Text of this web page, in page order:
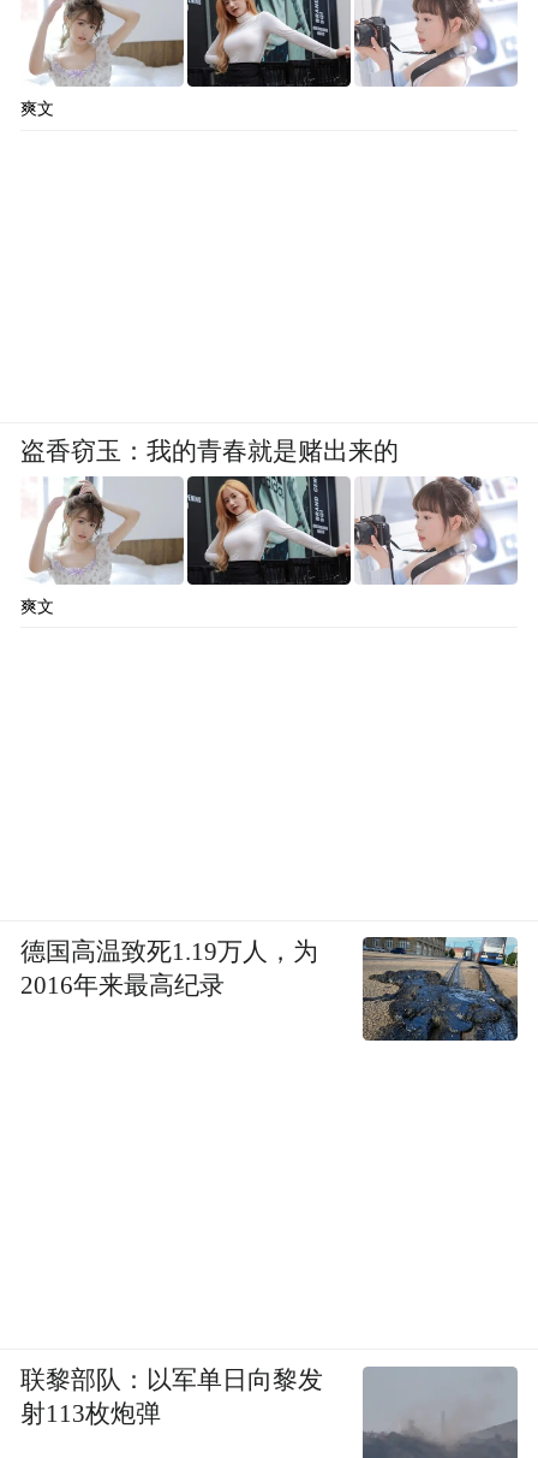
爽文
盗香窃玉：我的青春就是赌出来的
爽文
德国高温致死1.19万人，为
2016年来最高纪录
联黎部队：以军单日向黎发
射113枚炮弹